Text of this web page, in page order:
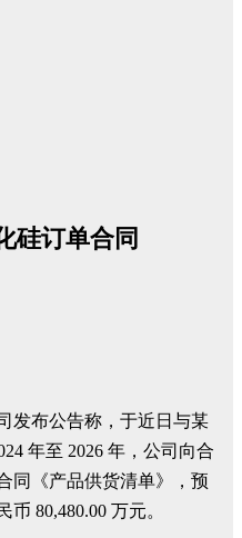
硅订单合同
发布公告称，于近日与某
年至 2026 年，公司向合
同《产品供货清单》，预
80,480.00 万元。